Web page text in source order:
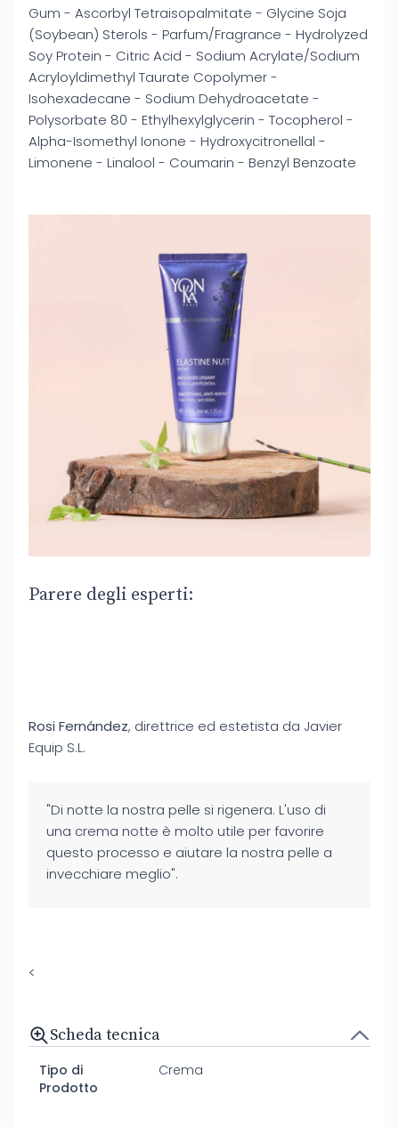
Gum - Ascorbyl Tetraisopalmitate - Glycine Soja
(Soybean) Sterols - Parfum/Fragrance - Hydrolyzed
Soy Protein - Citric Acid - Sodium Acrylate/Sodium
Acryloyldimethyl Taurate Copolymer -
Isohexadecane - Sodium Dehydroacetate -
Polysorbate 80 - Ethylhexylglycerin - Tocopherol -
Alpha-Isomethyl Ionone - Hydroxycitronellal -
Limonene - Linalool - Coumarin - Benzyl Benzoate
Parere degli esperti:
Rosi Fernández, direttrice ed estetista da Javier
Equip S.L.
"Di notte la nostra pelle si rigenera. L'uso di
una crema notte è molto utile per favorire
questo processo e aiutare la nostra pelle a
invecchiare meglio".
<
Scheda tecnica
Tipo di
Prodotto
Crema